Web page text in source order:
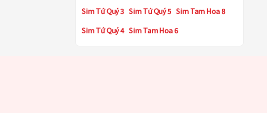
Sim Tứ Quý 3 Sim Tứ Quý 5 Sim Tam Hoa 8
Sim Tứ Quý 4 Sim Tam Hoa 6